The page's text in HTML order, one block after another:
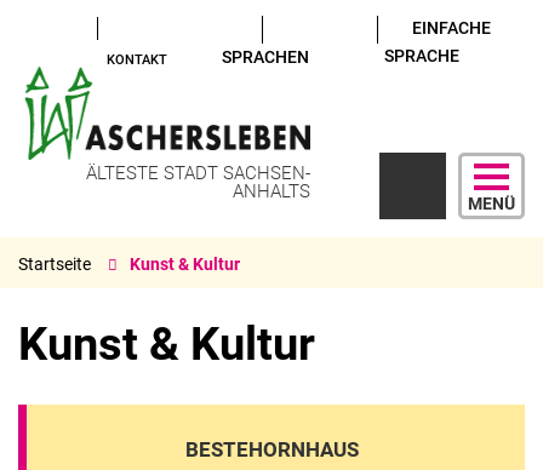
KONTAKT SPRACHEN
EINFACHE
SPRACHE
ÄLTESTE STADT SACHSEN-
ANHALTS
MENÜ
Startseite Kunst & Kultur
Kunst & Kultur
BESTEHORNHAUS